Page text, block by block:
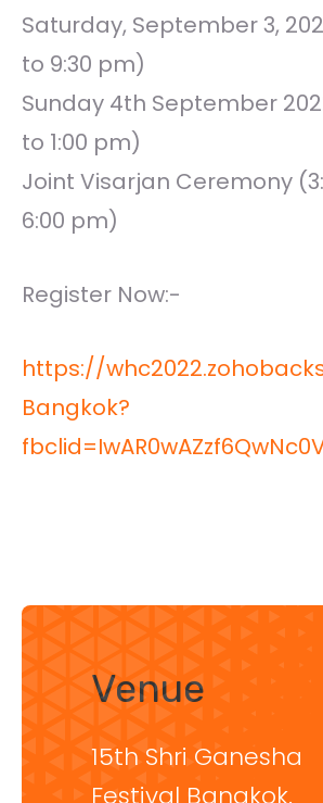
Saturday, September 3,
to 9:30 pm)
Sunday 4th September
to 1:00 pm)
Joint Visarjan Ceremony
6:00 pm)
Register Now:-
https://
Bangkok?
Venue
15th Shri Ganesha